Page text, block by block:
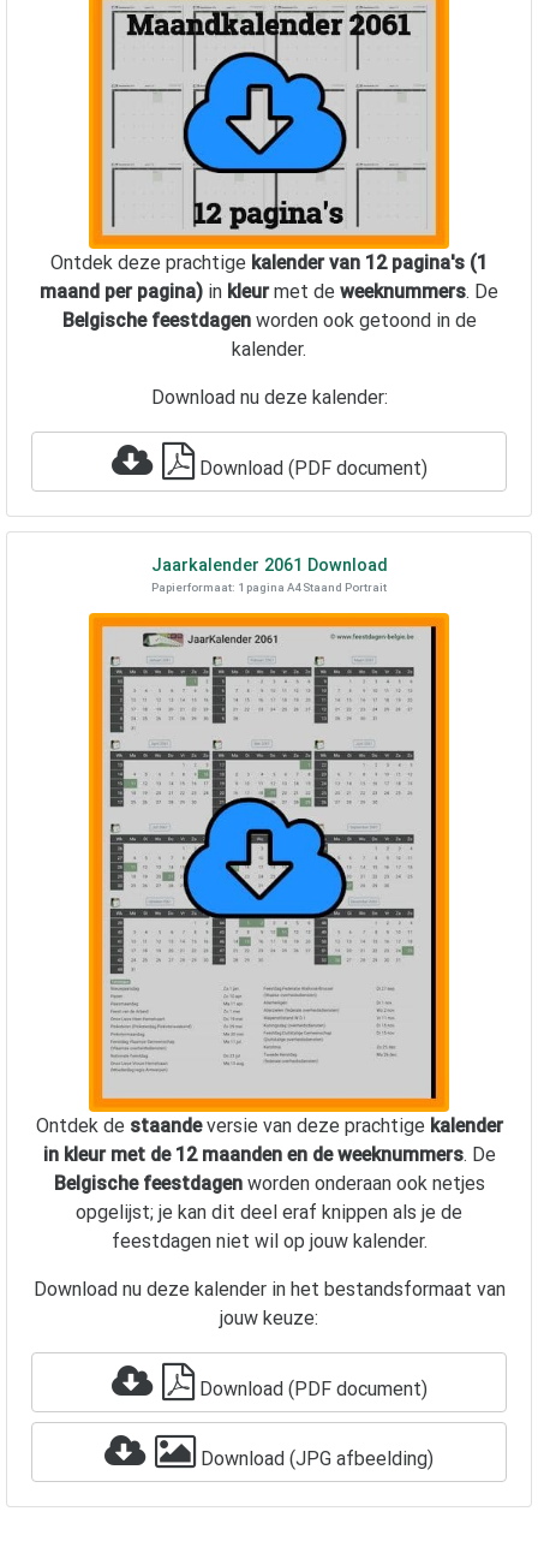
Ontdek deze prachtige kalender van 12 pagina's (1
maand per pagina) in kleurmet de weeknummers. De
Belgische feestdagenworden ook getoond in de
kalender.
Download nu deze kalender:
Download (PDF document)
Jaarkalender 2061 Download
Papierformaat: 1 pagina A4 Staand Portrait
Ontdek de staandeversie van deze prachtige kalender
in kleur met de 12 maanden en de weeknummers. De
Belgische feestdagenworden onderaan ook netjes
opgelijst; je kan dit deel eraf knippen als je de
feestdagen niet wil op jouw kalender.
Download nu deze kalender in het bestandsformaat van
jouw keuze:
Download (PDF document)
Download (JPG afbeelding)